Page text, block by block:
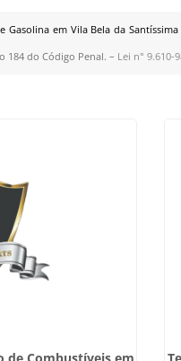
Gasolina em Vila Bela da
184 do Código Penal. – Lei n°
de Combustíveis em